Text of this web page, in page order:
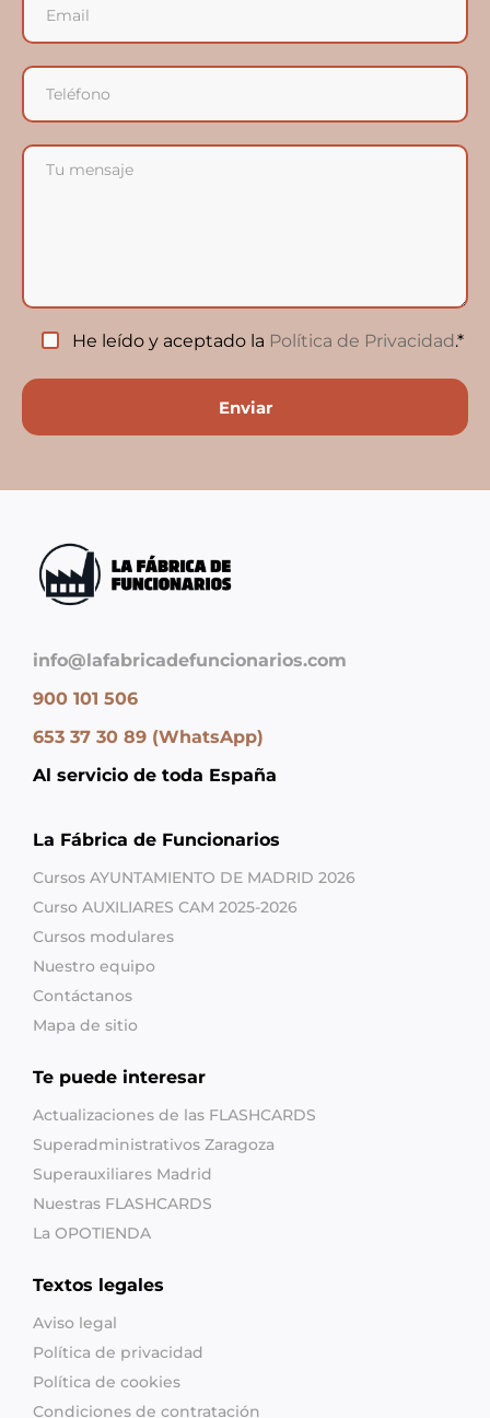
He leído y aceptado la Política de Privacidad.*
info@lafabricadefuncionarios.com
900 101 506
653 37 30 89 (WhatsApp)
Al servicio de toda España
La Fábrica de Funcionarios
Cursos AYUNTAMIENTO DE MADRID 2026
Curso AUXILIARES CAM 2025-2026
Cursos modulares
Nuestro equipo
Contáctanos
Mapa de sitio
Te puede interesar
Actualizaciones de las FLASHCARDS
Superadministrativos Zaragoza
Superauxiliares Madrid
Nuestras FLASHCARDS
La OPOTIENDA
Textos legales
Aviso legal
Política de privacidad
Política de cookies
Condiciones de contratación